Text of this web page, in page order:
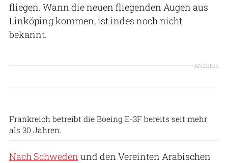
fliegen. Wann die neuen fliegenden Augen aus
Linköping kommen, ist indes noch nicht
bekannt.
ANZEIGE
Frankreich betreibt die Boeing E-3F bereits seit mehr
als 30 Jahren.
Nach Schweden und den Vereinten Arabischen